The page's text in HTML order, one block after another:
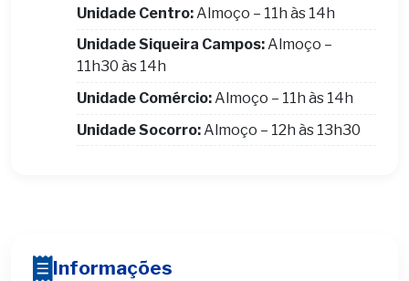
Unidade Centro: Almoço – 11h às 14h
Unidade Siqueira Campos:Almoço –
11h30 às 14h
Unidade Comércio:Almoço – 11h às 14h
Unidade Socorro: Almoço – 12h às 13h30
Informações